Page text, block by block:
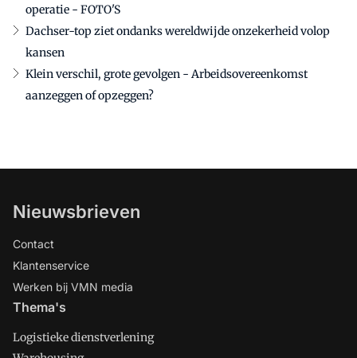
operatie - FOTO'S
Dachser-top ziet ondanks wereldwijde onzekerheid volop
kansen
Klein verschil, grote gevolgen - Arbeidsovereenkomst
aanzeggen of opzeggen?
Nieuwsbrieven
Contact
Klantenservice
Werken bij VMN media
Thema's
Logistieke dienstverlening